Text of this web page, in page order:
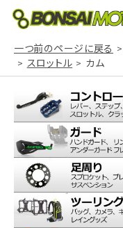
一つ前のページに戻る
スロットル
カム